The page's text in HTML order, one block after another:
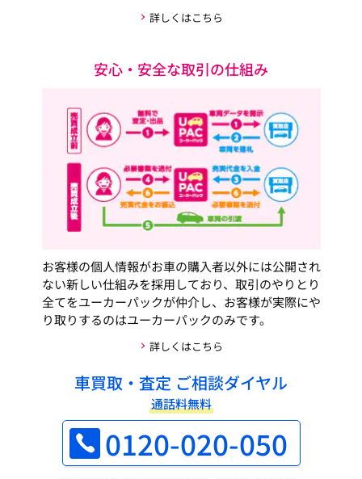
詳しくはこちら
安心・安全な取引の仕組み
お客様の個人情報がお車の購入者以外には公開され
ない新しい仕組みを採用しており、取引のやりとり
全てをユーカーパックが仲介し、お客様が実際にや
り取りするのはユーカーパックのみです。
詳しくはこちら
車買取・査定 ご相談ダイヤル
通話料無料
0120-020-050